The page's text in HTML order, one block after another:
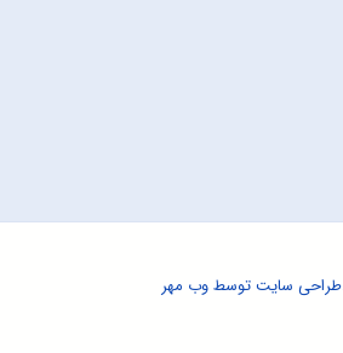
طراحی سایتتوسط وب مهر